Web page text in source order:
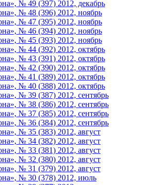
№ 49 (397) 2012, декабрь
№ 48 (396) 2012, ноябрь
№ 47 (395) 2012, ноябрь
№ 46 (394) 2012, ноябрь
№ 45 (393) 2012, ноябрь
№ 44 (392) 2012, октябрь
№ 43 (391) 2012, октябрь
№ 42 (390) 2012, октябрь
№ 41 (389) 2012, октябрь
№ 40 (388) 2012, октябрь
№ 39 (387) 2012, сентябрь
№ 38 (386) 2012, сентябрь
№ 37 (385) 2012, сентябрь
№ 36 (384) 2012, сентябрь
№ 35 (383) 2012, август
№ 34 (382) 2012, август
№ 33 (381) 2012, август
№ 32 (380) 2012, август
№ 31 (379) 2012, август
№ 30 (378) 2012, июль